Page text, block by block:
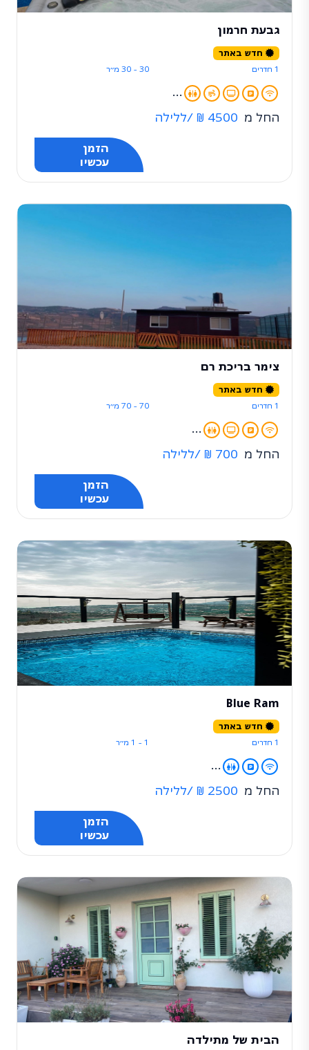
גבעת חרמון
חדש באתר
1 חדרים 30 - 30 מ״ר
...
החל מ 4500 ₪ /ללילה
הזמן
עכשיו
צימר בריכת רם
חדש באתר
1 חדרים 70 - 70 מ״ר
...
החל מ 700 ₪ /ללילה
הזמן
עכשיו
Blue Ram
חדש באתר
1 חדרים 1 - 1 מ״ר
...
החל מ 2500 ₪ /ללילה
הזמן
עכשיו
הבית של מתילדה